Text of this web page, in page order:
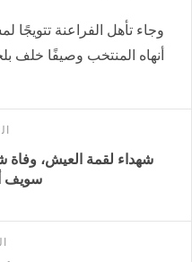
وجاء تأهل الفراعنة
أنهاه المنتخب وصيفًا خلف
شهداء لقمة العيش، وفاة
سويف